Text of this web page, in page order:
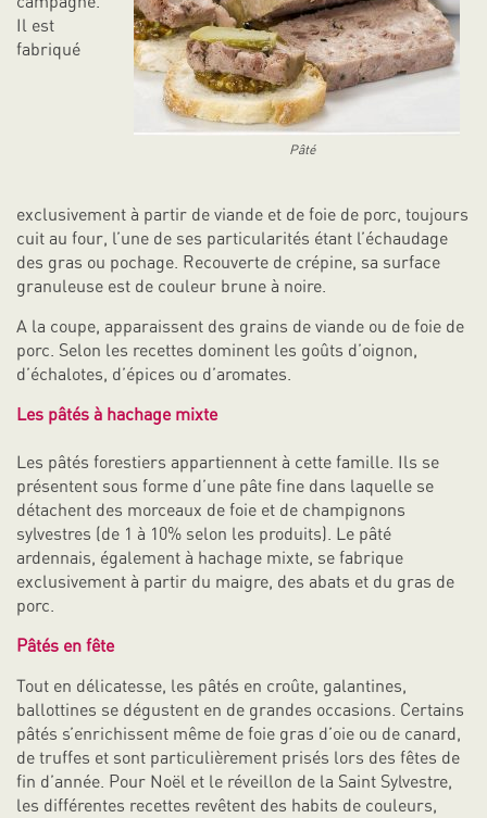
Pâté
Il est
fabriqué
exclusivement à partir de viande et de foie de porc, toujours
cuit au four, l’une de ses particularités étant l’échaudage
des gras ou pochage. Recouverte de crépine, sa surface
granuleuse est de couleur brune à noire.
A la coupe, apparaissent des grains de viande ou de foie de
porc. Selon les recettes dominent les goûts d’oignon,
d’échalotes, d’épices ou d’aromates.
Les pâtés à hachage mixte
Les pâtés forestiers appartiennent à cette famille. Ils se
présentent sous forme d’une pâte fine dans laquelle se
détachent des morceaux de foie et de champignons
sylvestres (de 1 à 10% selon les produits). Le pâté
ardennais, également à hachage mixte, se fabrique
exclusivement à partir du maigre, des abats et du gras de
porc.
Pâtés en fête
Tout en délicatesse, les pâtés en croûte, galantines,
ballottines se dégustent en de grandes occasions. Certains
pâtés s’enrichissent même de foie gras d’oie ou de canard,
de truffes et sont particulièrement prisés lors des fêtes de
fin d’année. Pour Noël et le réveillon de la Saint Sylvestre,
les différentes recettes revêtent des habits de couleurs,